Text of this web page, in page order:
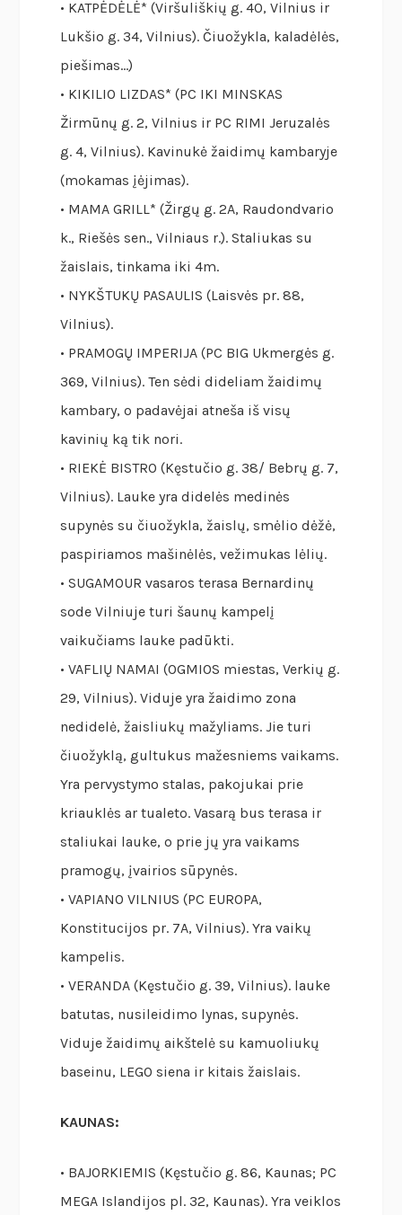
• KATPĖDĖLĖ* (Viršuliškių g. 40, Vilnius ir
Lukšio g. 34, Vilnius). Čiuožykla, kaladėlės,
piešimas…)
• KIKILIO LIZDAS* (PC IKI MINSKAS
Žirmūnų g. 2, Vilnius ir PC RIMI Jeruzalės
g. 4, Vilnius). Kavinukė žaidimų kambaryje
(mokamas įėjimas).
• MAMA GRILL* (Žirgų g. 2A, Raudondvario
k., Riešės sen., Vilniaus r.). Staliukas su
žaislais, tinkama iki 4m.
• NYKŠTUKŲ PASAULIS (Laisvės pr. 88,
Vilnius).
• PRAMOGŲ IMPERIJA (PC BIG Ukmergės g.
369, Vilnius). Ten sėdi dideliam žaidimų
kambary, o padavėjai atneša iš visų
kavinių ką tik nori.
• RIEKĖ BISTRO (Kęstučio g. 38/ Bebrų g. 7,
Vilnius). Lauke yra didelės medinės
supynės su čiuožykla, žaislų, smėlio dėžė,
paspiriamos mašinėlės, vežimukas lėlių.
• SUGAMOUR vasaros terasa Bernardinų
sode Vilniuje turi šaunų kampelį
vaikučiams lauke padūkti.
• VAFLIŲ NAMAI (OGMIOS miestas, Verkių g.
29, Vilnius). Viduje yra žaidimo zona
nedidelė, žaisliukų mažyliams. Jie turi
čiuožyklą, gultukus mažesniems vaikams.
Yra pervystymo stalas, pakojukai prie
kriauklės ar tualeto. Vasarą bus terasa ir
staliukai lauke, o prie jų yra vaikams
pramogų, įvairios sūpynės.
• VAPIANO VILNIUS (PC EUROPA,
Konstitucijos pr. 7A, Vilnius). Yra vaikų
kampelis.
• VERANDA (Kęstučio g. 39, Vilnius). lauke
batutas, nusileidimo lynas, supynės.
Viduje žaidimų aikštelė su kamuoliukų
baseinu, LEGO siena ir kitais žaislais.
KAUNAS:
• BAJORKIEMIS (Kęstučio g. 86, Kaunas; PC
MEGA Islandijos pl. 32, Kaunas). Yra veiklos